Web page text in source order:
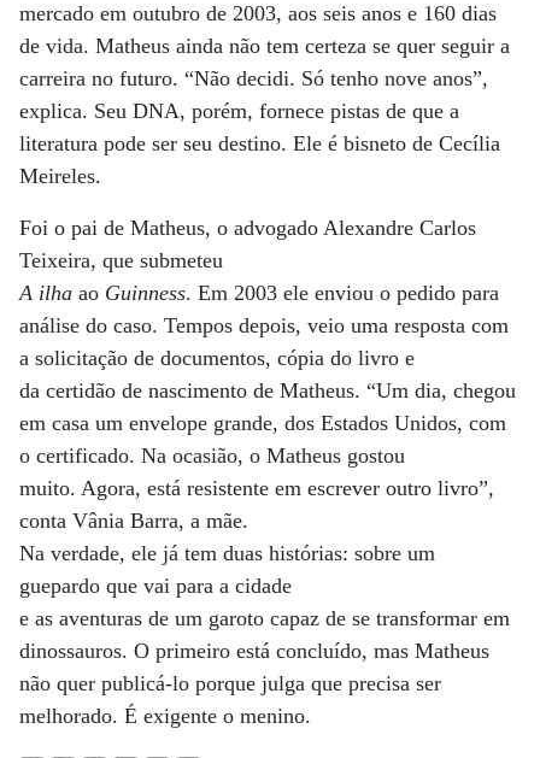
mercado em outubro de 2003, aos seis anos e 160 dias
de vida. Matheus ainda não tem certeza se quer seguir a
carreira no futuro. “Não decidi. Só tenho nove anos”,
explica. Seu DNA, porém, fornece pistas de que a
literatura pode ser seu destino. Ele é bisneto de Cecília
Meireles.
Foi o pai de Matheus, o advogado Alexandre Carlos
Teixeira, que submeteu
A ilha ao Guinness. Em 2003 ele enviou o pedido para
análise do caso. Tempos depois, veio uma resposta com
a solicitação de documentos, cópia do livro e
da certidão de nascimento de Matheus. “Um dia, chegou
em casa um envelope grande, dos Estados Unidos, com
o certificado. Na ocasião, o Matheus gostou
muito. Agora, está resistente em escrever outro livro”,
conta Vânia Barra, a mãe.
Na verdade, ele já tem duas histórias: sobre um
guepardo que vai para a cidade
e as aventuras de um garoto capaz de se transformar em
dinossauros. O primeiro está concluído, mas Matheus
não quer publicá-lo porque julga que precisa ser
melhorado. É exigente o menino.